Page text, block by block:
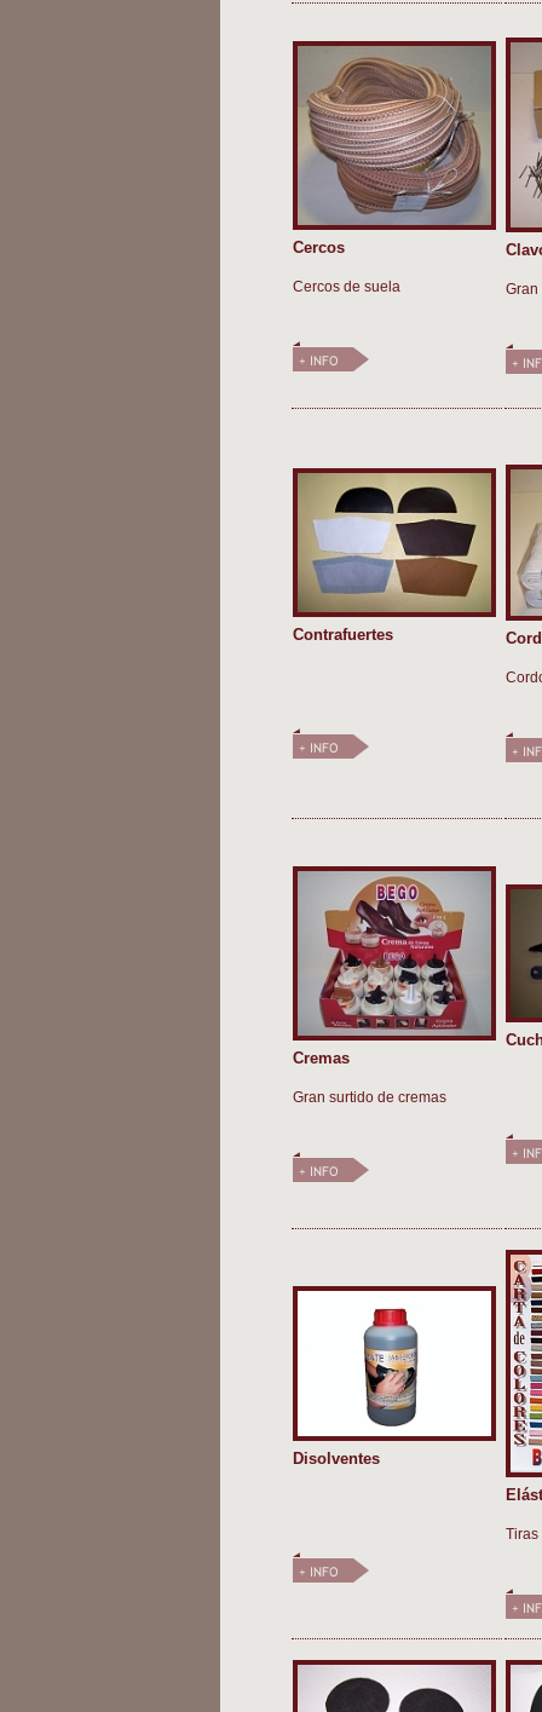
Cercos
Cercos de suela Gran
Contrafuertes
Cremas
Gran surtido de cremas
Disolventes
Tiras